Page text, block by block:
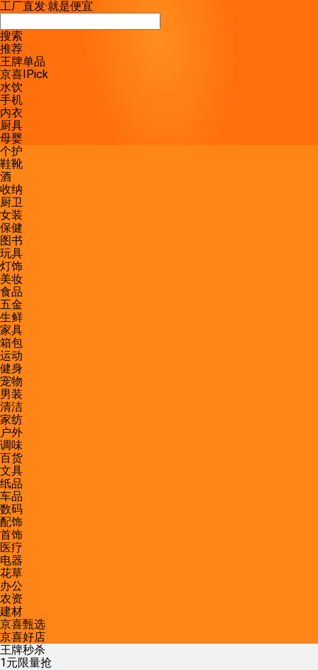
工厂直发·就是便宜
搜索
推荐
王牌单品
京喜IPick
水饮
手机
内衣
厨具
母婴
个护
鞋靴
酒
收纳
厨卫
女装
保健
图书
玩具
灯饰
美妆
食品
五金
生鲜
家具
箱包
运动
健身
宠物
男装
清洁
家纺
户外
调味
百货
文具
纸品
车品
数码
配饰
首饰
医疗
电器
花草
办公
农资
建材
京喜甄选
京喜好店
王牌秒杀
1元限量抢